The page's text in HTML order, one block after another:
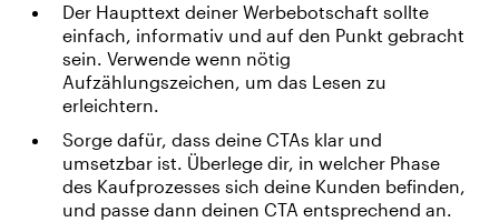
Der Haupttext deiner Werbebotschaft sollte
einfach, informativ und auf den Punkt gebracht
sein. Verwende wenn nötig
Aufzählungszeichen, um das Lesen zu
erleichtern.
Sorge dafür, dass deine CTAs klar und
umsetzbar ist. Überlege dir, in welcher Phase
des Kaufprozesses sich deine Kunden befinden,
und passe dann deinen CTA entsprechend an.